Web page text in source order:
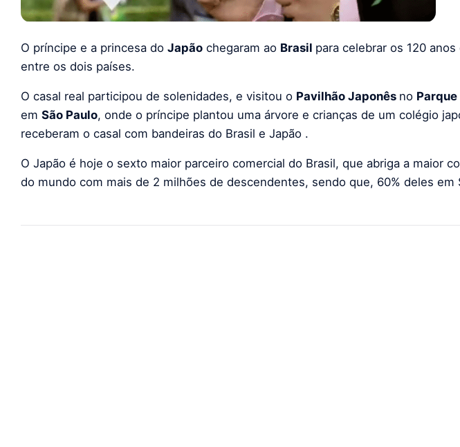
O príncipe e a princesa do Japão chegaram ao Brasil para celebrar os 120 anos
entre os dois países.
O casal real participou de solenidades, e visitou o Pavilhão Japonês no
em São Paulo, onde o príncipe plantou uma árvore e crianças de um colégio
receberam o casal com bandeiras do Brasil e Japão .
O Japão é hoje o sexto maior parceiro comercial do Brasil, que abriga a maior
do mundo com mais de 2 milhões de descendentes, sendo que, 60% deles em